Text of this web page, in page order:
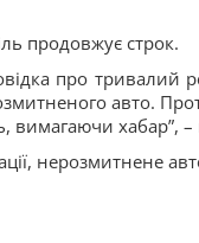
продовжує строк.
про тривалий
авто.
вимагаючи хабар”,